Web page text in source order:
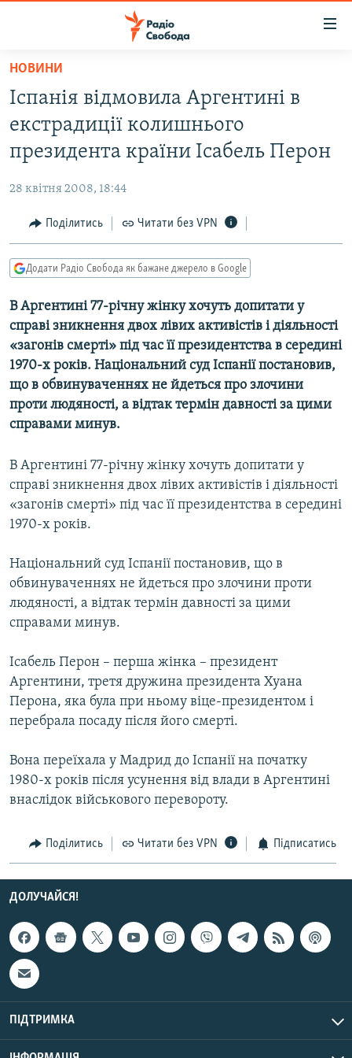
Перейти
основного
матеріалу
Перейти
до
основної
Перейти
до
пошуку
СТАТТІ
СУСПІЛЬСТВО
УКРАЇНА
СВІТ
РОСІЙСЬКА «ФІЛЬТРАЦІЯ»
ДОНБАС.РЕАЛІЇ
ТИ ЯК?
СХЕМИ
КИТАЙ.ВИКЛИКИ
МУЛЬТИМЕДІА
ФОТО
СПЕЦПРОЄКТИ
КРИМ РЕАЛІЇ
РУС
КТАТ
Усі сайти RFE/RL
НОВИНИ
Іспанія відмовила Аргентині в
екстрадиції колишнього
президента країни Ісабель Перон
28 квітня 2008, 18:44
Поділитись Читати без VPN
Додати Радіо Свобода як бажане джерело в Google
В Аргентині 77-річну жінку хочуть допитати у
справі зникнення двох лівих активістів і діяльності
«загонів смерті» під час її президентства в середині
1970-х років. Національний суд Іспанії постановив,
що в обвинуваченнях не йдеться про злочини
проти людяності, а відтак термін давності за цими
справами минув.
В Аргентині 77-річну жінку хочуть допитати у
справі зникнення двох лівих активістів і діяльності
«загонів смерті» під час її президентства в середині
1970-х років.
Національний суд Іспанії постановив, що в
обвинуваченнях не йдеться про злочини проти
людяності, а відтак термін давності за цими
справами минув.
Ісабель Перон – перша жінка – президент
Аргентини, третя дружина президента Хуана
Перона, яка була при ньому віце-президентом і
перебрала посаду після його смерті.
Вона переїхала у Мадрид до Іспанії на початку
1980-х років після усунення від влади в Аргентині
внаслідок військового перевороту.
Поділитись Читати без VPN Підписатись
ДОЛУЧАЙСЯ!
ПІДТРИМКА